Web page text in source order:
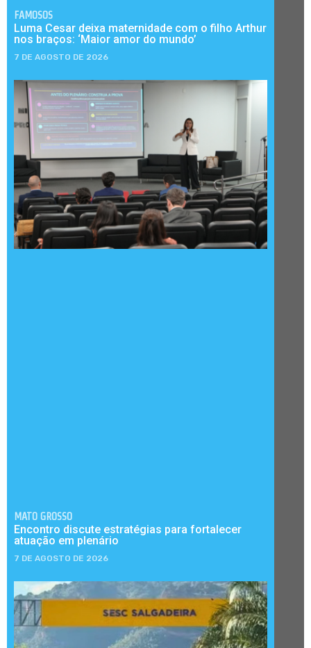
FAMOSOS
Luma Cesar deixa maternidade com o filho Arthur
nos braços: ‘Maior amor do mundo’
7 DE AGOSTO DE 2026
MATO GROSSO
Encontro discute estratégias para fortalecer
atuação em plenário
7 DE AGOSTO DE 2026